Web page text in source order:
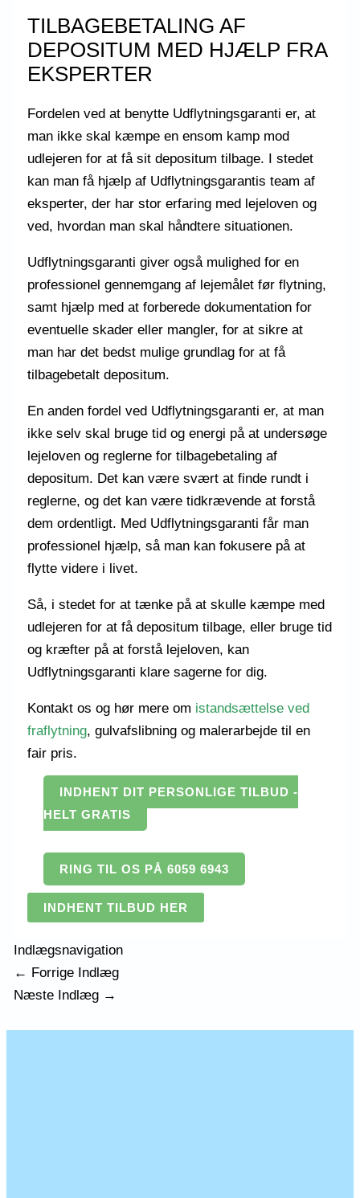
TILBAGEBETALING AF
DEPOSITUM MED HJÆLP FRA
EKSPERTER
Fordelen ved at benytte Udflytningsgaranti er, at
man ikke skal kæmpe en ensom kamp mod
udlejeren for at få sit depositum tilbage. I stedet
kan man få hjælp af Udflytningsgarantis team af
eksperter, der har stor erfaring med lejeloven og
ved, hvordan man skal håndtere situationen.
Udflytningsgaranti giver også mulighed for en
professionel gennemgang af lejemålet før flytning,
samt hjælp med at forberede dokumentation for
eventuelle skader eller mangler, for at sikre at
man har det bedst mulige grundlag for at få
tilbagebetalt depositum.
En anden fordel ved Udflytningsgaranti er, at man
ikke selv skal bruge tid og energi på at undersøge
lejeloven og reglerne for tilbagebetaling af
depositum. Det kan være svært at finde rundt i
reglerne, og det kan være tidkrævende at forstå
dem ordentligt. Med Udflytningsgaranti får man
professionel hjælp, så man kan fokusere på at
flytte videre i livet.
Så, i stedet for at tænke på at skulle kæmpe med
udlejeren for at få depositum tilbage, eller bruge tid
og kræfter på at forstå lejeloven, kan
Udflytningsgaranti klare sagerne for dig.
Kontakt os og hør mere om istandsættelse ved
fraflytning, gulvafslibning og malerarbejde til en
fair pris.
INDHENT DIT PERSONLIGE TILBUD -
HELT GRATIS
RING TIL OS PÅ 6059 6943
INDHENT TILBUD HER
Indlægsnavigation
← Forrige Indlæg
Næste Indlæg →